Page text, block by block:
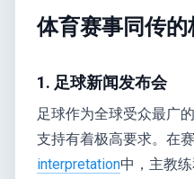
体育赛事同传
1. 足球新闻发布会
足球作为全球受众最广
支持有着极高要求。在
interpretation中，主教